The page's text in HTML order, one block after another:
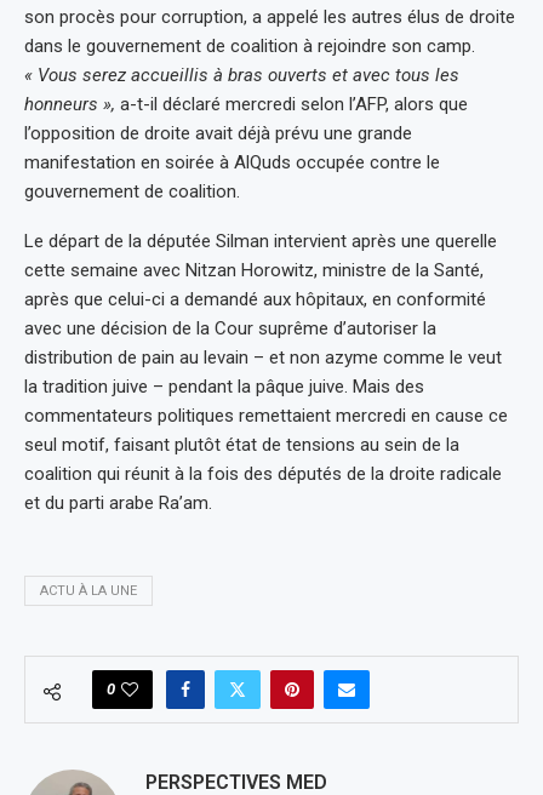
son procès pour corruption, a appelé les autres élus de droite
dans le gouvernement de coalition à rejoindre son camp.
« Vous serez accueillis à bras ouverts et avec tous les
honneurs », a-t-il déclaré mercredi selon l’AFP, alors que
l’opposition de droite avait déjà prévu une grande
manifestation en soirée à AlQuds occupée contre le
gouvernement de coalition.
Le départ de la députée Silman intervient après une querelle
cette semaine avec Nitzan Horowitz, ministre de la Santé,
après que celui-ci a demandé aux hôpitaux, en conformité
avec une décision de la Cour suprême d’autoriser la
distribution de pain au levain – et non azyme comme le veut
la tradition juive – pendant la pâque juive. Mais des
commentateurs politiques remettaient mercredi en cause ce
seul motif, faisant plutôt état de tensions au sein de la
coalition qui réunit à la fois des députés de la droite radicale
et du parti arabe Ra’am.
ACTU À LA UNE
0
PERSPECTIVES MED